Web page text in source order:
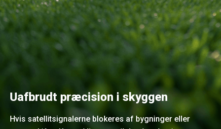
Uafbrudt præcision i skyggen
Hvis satellitsignalerne blokeres af bygninger eller